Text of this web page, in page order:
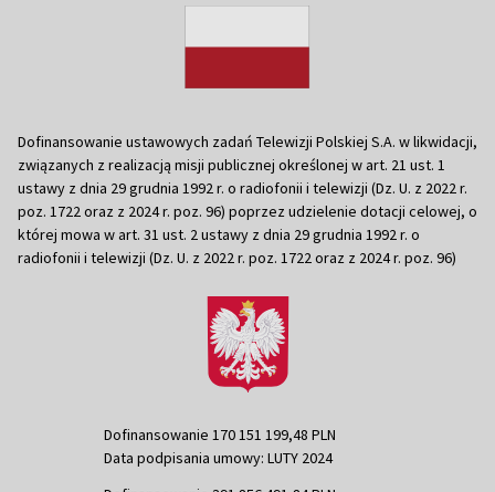
Dofinansowanie ustawowych zadań Telewizji Polskiej S.A. w likwidacji,
związanych z realizacją misji publicznej określonej w art. 21 ust. 1
ustawy z dnia 29 grudnia 1992 r. o radiofonii i telewizji (Dz. U. z 2022 r.
poz. 1722 oraz z 2024 r. poz. 96) poprzez udzielenie dotacji celowej, o
której mowa w art. 31 ust. 2 ustawy z dnia 29 grudnia 1992 r. o
radiofonii i telewizji (Dz. U. z 2022 r. poz. 1722 oraz z 2024 r. poz. 96)
Dofinansowanie 170 151 199,48 PLN
Data podpisania umowy: LUTY 2024